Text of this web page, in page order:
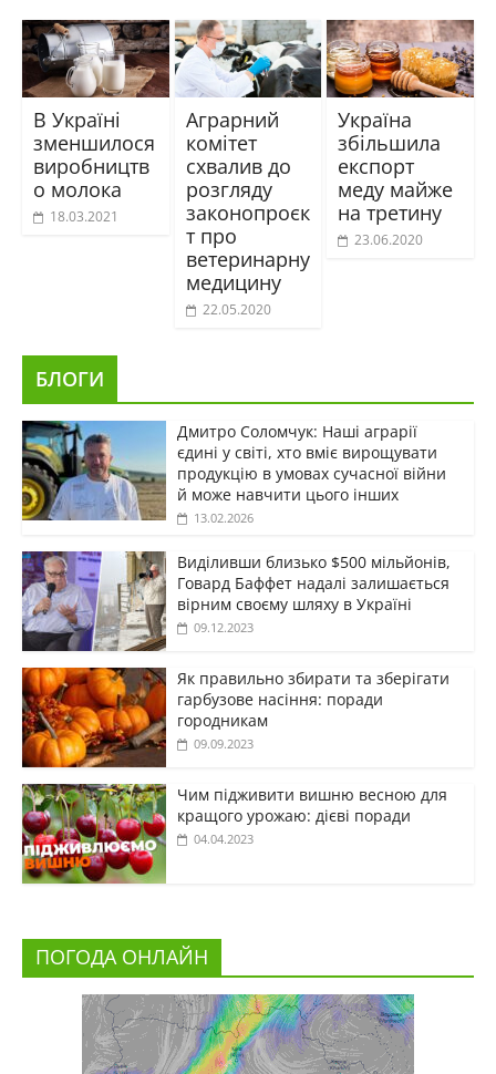
В Україні
зменшилося
виробництв
о молока
18.03.2021
Аграрний
комітет
схвалив до
розгляду
законопроєк
т про
ветеринарну
медицину
22.05.2020
Україна
збільшила
експорт
меду майже
на третину
23.06.2020
БЛОГИ
Дмитро Соломчук: Наші аграрії
єдині у світі, хто вміє вирощувати
продукцію в умовах сучасної війни
й може навчити цього інших
13.02.2026
Виділивши близько $500 мільйонів,
Говард Баффет надалі залишається
вірним своєму шляху в Україні
09.12.2023
Як правильно збирати та зберігати
гарбузове насіння: поради
городникам
09.09.2023
Чим підживити вишню весною для
кращого урожаю: дієві поради
04.04.2023
ПОГОДА ОНЛАЙН